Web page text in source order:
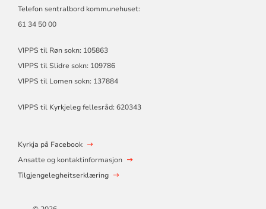
Telefon sentralbord kommunehuset:
61 34 50 00
VIPPS til Røn sokn: 105863
VIPPS til Slidre sokn: 109786
VIPPS til Lomen sokn: 137884
VIPPS til Kyrkjeleg fellesråd: 620343
Kyrkja på Facebook
Ansatte og kontaktinformasjon
Tilgjengelegheitserklæring